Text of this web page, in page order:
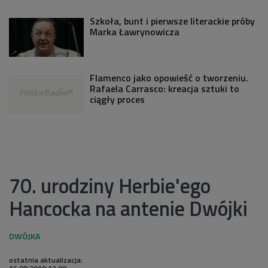
Szkoła, bunt i pierwsze literackie próby
Marka Ławrynowicza
Flamenco jako opowieść o tworzeniu.
Rafaela Carrasco: kreacja sztuki to
ciągły proces
70. urodziny Herbie'ego
Hancocka na antenie Dwójki
ostatnia aktualizacja: